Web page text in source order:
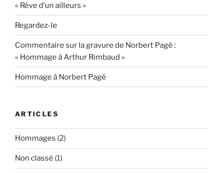
« Rêve d’un ailleurs »
Regardez-le
Commentaire sur la gravure de Norbert Pagé :
« Hommage à Arthur Rimbaud »
Hommage à Norbert Pagé
ARTICLES
Hommages (2)
Non classé (1)